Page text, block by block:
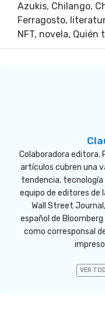
Azukis, Chilango,
Ferragosto,
NFT, novela, Quién
Colaboradora editora.
artículos cubren una
tendencia, tecnología
equipo de editores de
Wall Street
español de
como corresponsal
VER